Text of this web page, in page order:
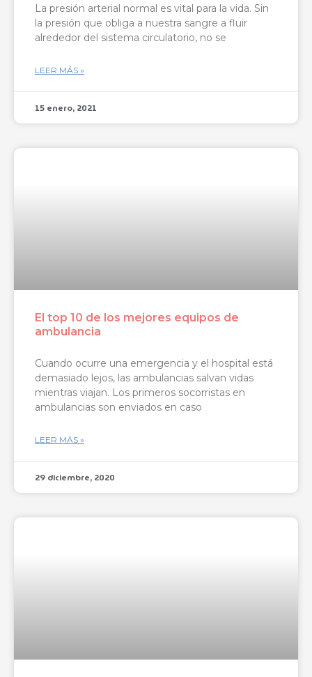
La presión arterial normal es vital para la vida. Sin
la presión que obliga a nuestra sangre a fluir
alrededor del sistema circulatorio, no se
LEER MÁS »
15 enero, 2021
El top 10 de los mejores equipos de
ambulancia
Cuando ocurre una emergencia y el hospital está
demasiado lejos, las ambulancias salvan vidas
mientras viajan. Los primeros socorristas en
ambulancias son enviados en caso
LEER MÁS »
29 diciembre, 2020